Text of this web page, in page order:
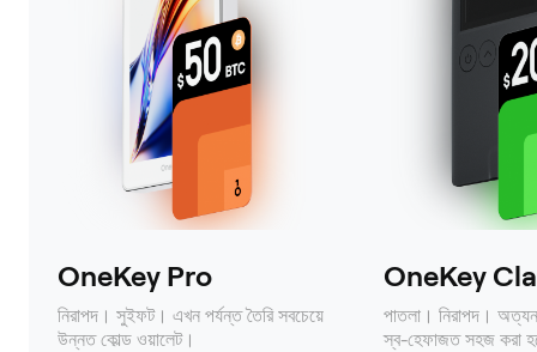
OneKey Pro
নিরাপদ। সুইফট। এখন পর্যন্ত তৈরি সবচেয়ে
উন্নত কোল্ড ওয়ালেট।
OneKey
পাতলা। নিরাপদ।
স্ব-হেফাজত সহজ করা